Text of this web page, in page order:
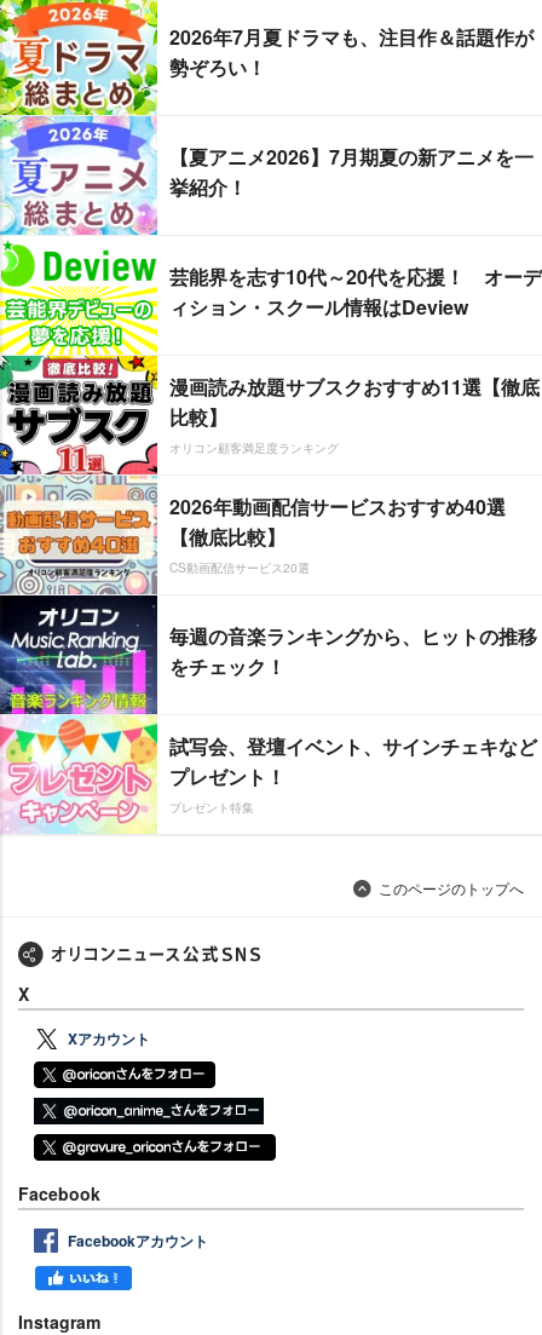
2026年7月夏ドラマも、注目作＆話題作が
勢ぞろい！
【夏アニメ2026】7月期夏の新アニメを一
挙紹介！
芸能界を志す10代～20代を応援！ オーデ
ィション・スクール情報はDeview
漫画読み放題サブスクおすすめ11選【徹底
比較】
オリコン顧客満足度ランキング
2026年動画配信サービスおすすめ40選
【徹底比較】
CS動画配信サービス20選
毎週の音楽ランキングから、ヒットの推移
をチェック！
試写会、登壇イベント、サインチェキなど
プレゼント！
プレゼント特集
このページのトップへ
X
Xアカウント
Facebook
Facebookアカウント
Instagram